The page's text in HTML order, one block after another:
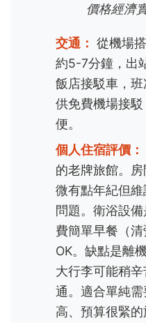
價格經濟
交通： 從機場
約5-7分鐘，出
飯店接駁車，
供免費機場接
便。
個人住宿評價：
的老牌旅館。
微有點年紀但
問題。衛浴設
費簡單早餐（
OK。缺點是離
大行李可能稍
通。適合單純
高、預算很緊